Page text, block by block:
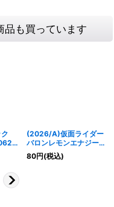
品も買っています
(2026/A)仮面ライダー
バロンレモンエナジーア
ームズ【R】{26RCB01-
012}《赤》
80円(税込)